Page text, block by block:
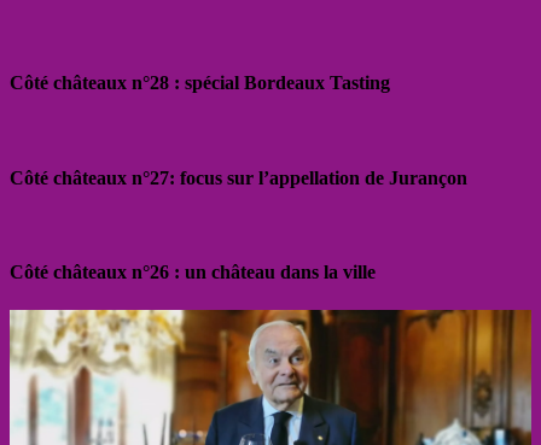
Côté châteaux n°28 : spécial Bordeaux Tasting
Côté châteaux n°27: focus sur l’appellation de Jurançon
Côté châteaux n°26 : un château dans la ville